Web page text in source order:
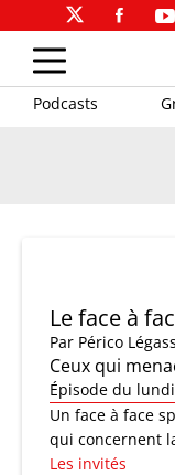
Podcasts
Le face à
Par Périco
Ceux qui
Épisode du
Un face à face
qui concernent
Les invités